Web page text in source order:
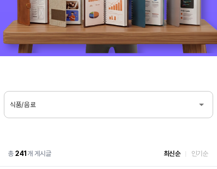
식품/음료
총 241 개 게시글 최신순 인기순